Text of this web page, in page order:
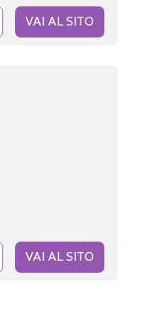
VAI AL SITO
VAI AL SITO